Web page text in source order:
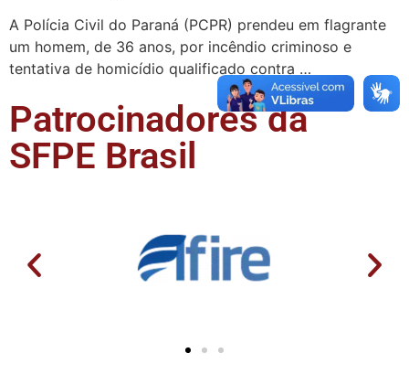
A Polícia Civil do Paraná (PCPR) prendeu em flagrante
um homem, de 36 anos, por incêndio criminoso e
tentativa de homicídio qualificado contra …
Patrocinadores da
SFPE Brasil